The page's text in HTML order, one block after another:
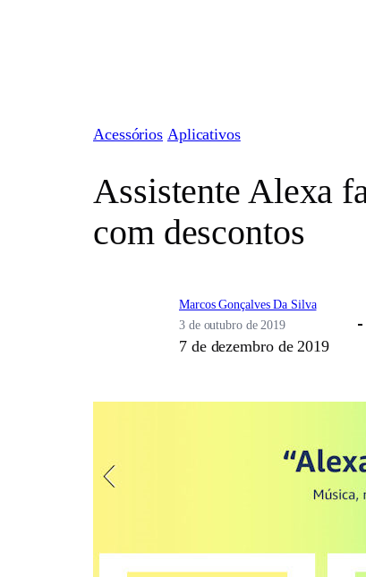
Acessórios Aplicativos
Assistente Alexa
com descontos
Marcos Gonçalves Da Silva
3 de outubro de 2019
7 de dezembro de 2019